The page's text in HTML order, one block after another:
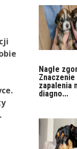
Nagłe
zapalenia
diagno...